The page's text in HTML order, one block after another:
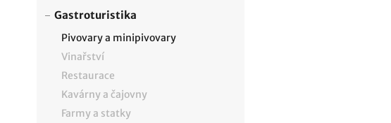
Gastroturistika
Pivovary a minipivovary
Vinařství
Restaurace
Kavárny a čajovny
Farmy a statky